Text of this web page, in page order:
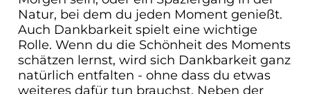
Natur, bei dem du jeden Moment genießt.
Auch Dankbarkeit spielt eine wichtige
Rolle. Wenn du die Schönheit des Moments
schätzen lernst, wird sich Dankbarkeit ganz
natürlich entfalten - ohne dass du etwas
weiteres dafür tun brauchst. Neben der